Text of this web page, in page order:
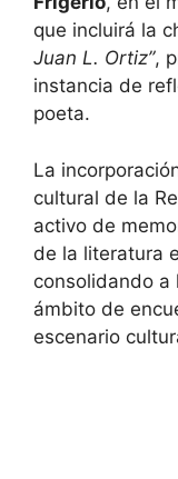
que incluirá la
Juan L. Ortiz”,
instancia de
poeta.
La
cultural de la
activo de
de la literatura
consolidando a
ámbito de
escenario